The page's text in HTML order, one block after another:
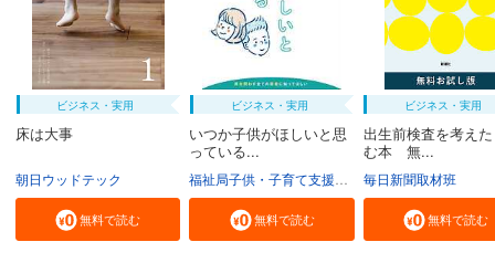
ビジネス・実用
床は大事
朝日ウッドテック
無料で読む
ビジネス・実用
いつか子供がほしいと思
っている...
東京都
無料で読む
ビジネス・実用
出生前検査を考え
む本 無...
毎日新聞取材班
無料で読む